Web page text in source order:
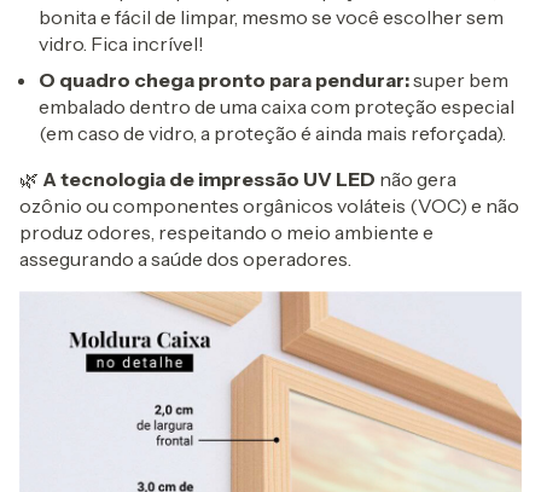
bonita e fácil de limpar, mesmo se você escolher sem
vidro. Fica incrível!
O quadro chega pronto para pendurar:super bem
embalado dentro de uma caixa com proteção especial
(em caso de vidro, a proteção é ainda mais reforçada).
🌿 A tecnologia de impressão UV LED não gera
ozônio ou componentes orgânicos voláteis (VOC) e não
produz odores, respeitando o meio ambiente e
assegurando a saúde dos operadores.